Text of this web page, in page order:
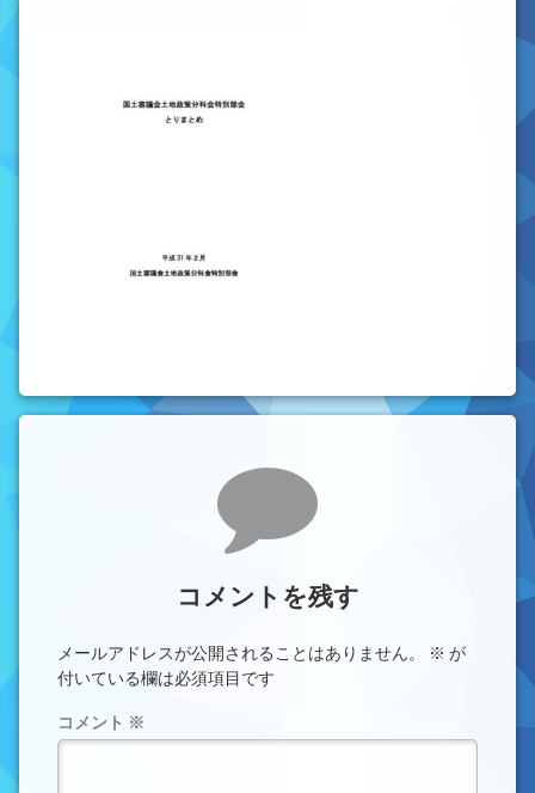
コメントを残す
メールアドレスが公開されることはありません。 ※ が
付いている欄は必須項目です
コメント ※